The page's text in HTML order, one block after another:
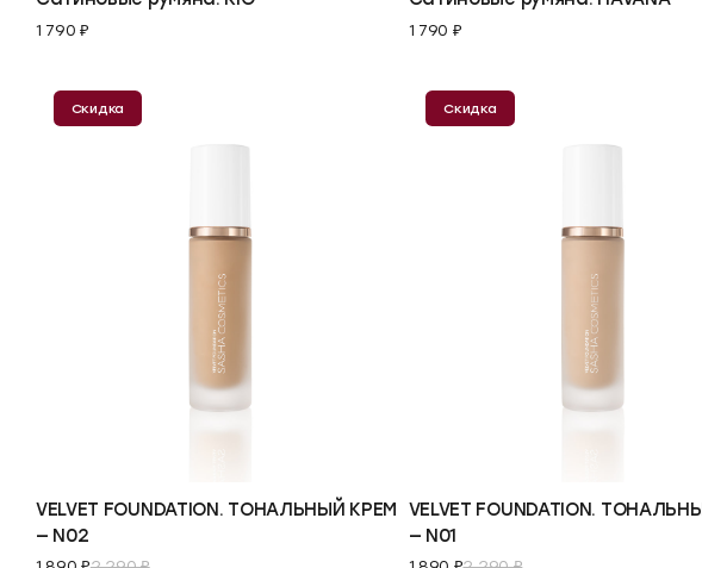
1 790 ₽ 1 790 ₽
Скидка
VELVET FOUNDATION. ТОНАЛЬНЫЙ КРЕМ
— N02
Скидка
VELVET FOUNDATION.
— N01